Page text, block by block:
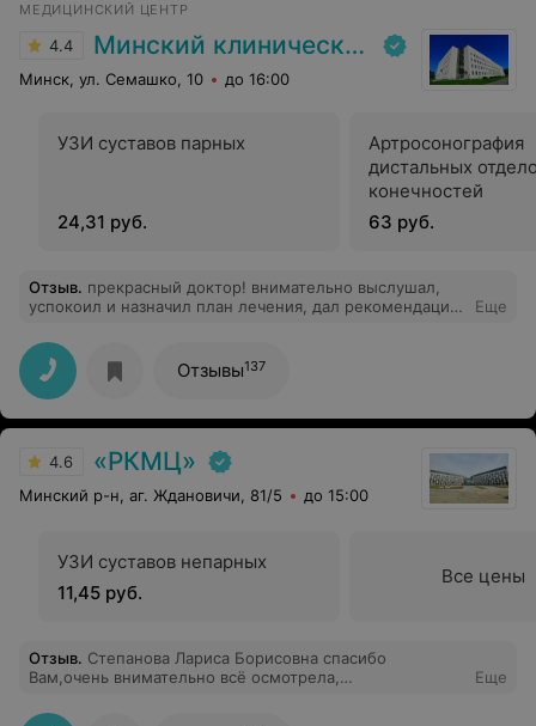
МЕДИЦИНСКИЙ ЦЕНТР
4.4 Минский клинический консультативно-диагностический центр
Минск, ул. Семашко, 10 до 16:00
УЗИ суставов парных
24,31 руб.
Артросонография
дистальных
конечностей
63 руб.
Отзыв. прекрасный доктор! внимательно выслушал,
успокоил и назначил план лечения, дал рекомендации
что-то дополнительно искать в интернете)
Еще
Отзывы137
4.6 «РКМЦ»
Минский р-н, аг. Ждановичи, 81/5 до 15:00
УЗИ суставов непарных
11,45 руб.
Все цены
Отзыв. Степанова Лариса Борисовна спасибо
Вам,очень внимательно всё осмотрела,
Еще